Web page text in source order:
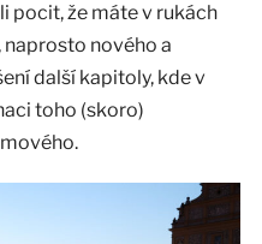
pocit, že máte v rukách
nového a
další kapitoly, kde v
toho (skoro)